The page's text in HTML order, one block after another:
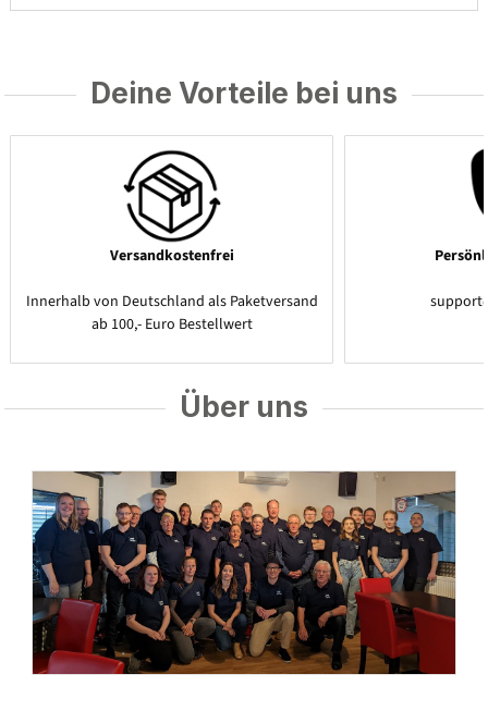
Deine Vorteile bei uns
Versandkostenfrei
Innerhalb von Deutschland als Paketversand
ab 100,- Euro Bestellwert
Über uns